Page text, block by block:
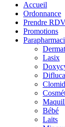
Accueil
Ordonnance
Prendre
Promotions
Lasix
Clomid
Bébé
Laits